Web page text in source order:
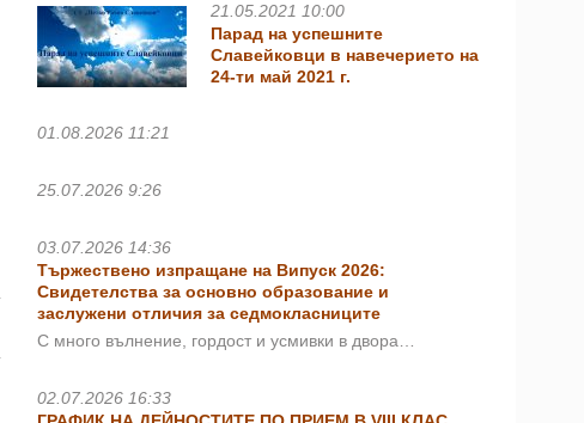
21.05.2021 10:00
Парад на успешните
Славейковци в навечерието на
24-ти май 2021 г.
01.08.2026 11:21
25.07.2026 9:26
03.07.2026 14:36
Тържествено изпращане на Випуск 2026:
Свидетелства за основно образование и
заслужени отличия за седмокласниците
С много вълнение, гордост и усмивки в двора…
02.07.2026 16:33